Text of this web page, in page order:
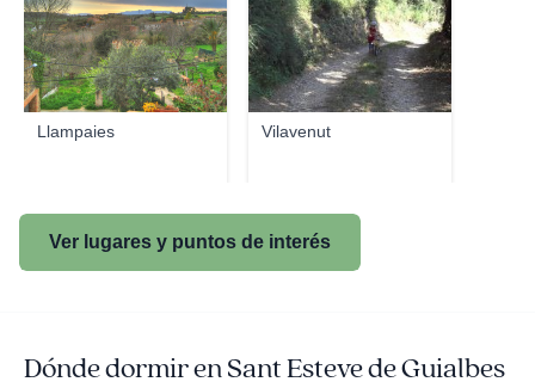
Llampaies Vilavenut
Ver lugares y puntos de interés
Dónde dormir en Sant Esteve de Guialbes